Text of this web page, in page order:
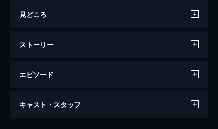
見どころ
ストーリー
エピソード
ブリティッシュ・ロック誕生の地下室
キャスト・スタッフ